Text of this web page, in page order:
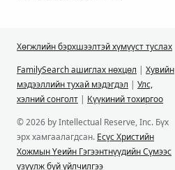
Хөгжлийн бэрхшээлтэй хүмүүст туслах
FamilySearch ашиглах нөхцөл | Хувийн
мэдээллийн тухай мэдэгдэл | Улс,
хэлний сонголт | Күүкиний тохиргоо
© 2026 by Intellectual Reserve, Inc. Бүх
эрх хамгаалагдсан. Есүс Христийн
Хожмын Үеийн Гэгээнтнүүдийн Сүмээс
үзүүлж буй үйлчилгээ